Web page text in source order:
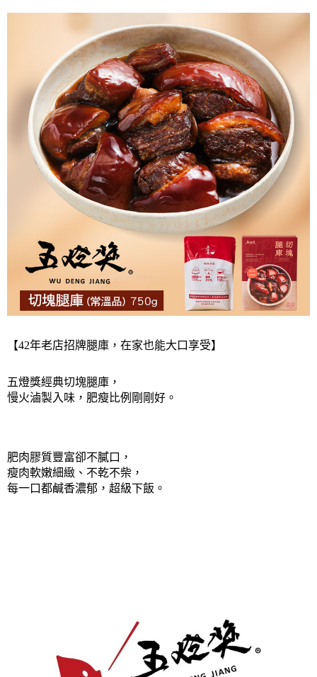
付款後全家取貨
每筆NT$150，滿NT$999(含以上)免運費
萊爾富取貨付款
每筆NT$150，滿NT$999(含以上)免運費
付款後萊爾富取貨
每筆NT$150，滿NT$999(含以上)免運費
7-11取貨付款
每筆NT$150，滿NT$999(含以上)免運費
付款後7-11取貨
每筆NT$150，滿NT$999(含以上)免運費
每筆NT$150，滿NT$999(含以上)免運費
常溫宅配-到付
每筆NT$150，滿NT$999(含以上)免運費
【42年老店招牌腿庫，在家也能大口享受】
五燈獎經典切塊腿庫，
慢火滷製入味，肥瘦比例剛剛好。
肥肉膠質豐富卻不膩口，
瘦肉軟嫩細緻、不乾不柴，
每一口都鹹香濃郁，超級下飯。